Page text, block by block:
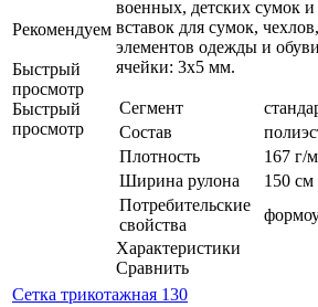
Рекомендуем
Быстрый
просмотр
Быстрый
просмотр
военных, детских сумок и
вставок для сумок, чехлов,
элементов одежды и
ячейки: 3х5 мм.
Сегмент
Состав
Плотность
167 г/
Ширина рулона
150 см
Потребительские
свойства
Характеристики
Сравнить
Сетка трикотажная 130